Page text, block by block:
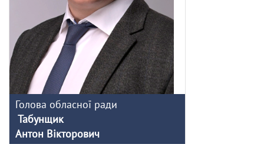
Голова обласної ради
Табунщик
Антон Вікторович